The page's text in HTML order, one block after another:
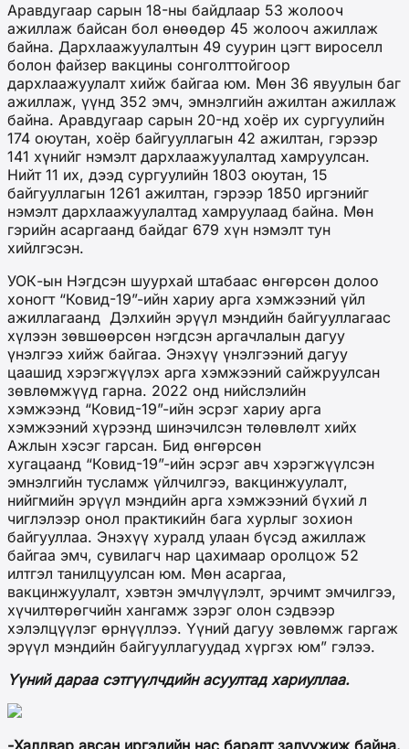
Аравдугаар сарын 18-ны байдлаар 53 жолооч
ажиллаж байсан бол өнөөдөр 45 жолооч ажиллаж
байна. Дархлаажуулалтын 49 суурин цэгт вироселл
болон файзер вакцины сонголттойгоор
дархлаажуулалт хийж байгаа юм. Мөн 36 явуулын баг
ажиллаж, үүнд 352 эмч, эмнэлгийн ажилтан ажиллаж
байна. Аравдугаар сарын 20-нд хоёр их сургуулийн
174 оюутан, хоёр байгууллагын 42 ажилтан, гэрээр
141 хүнийг нэмэлт дархлаажуулалтад хамруулсан.
Нийт 11 их, дээд сургуулийн 1803 оюутан, 15
байгууллагын 1261 ажилтан, гэрээр 1850 иргэнийг
нэмэлт дархлаажуулалтад хамруулаад байна. Мөн
гэрийн асаргаанд байдаг 679 хүн нэмэлт тун
хийлгэсэн.
УОК-ын Нэгдсэн шуурхай штабаас өнгөрсөн долоо
хоногт “Ковид-19”-ийн хариу арга хэмжээний үйл
ажиллагаанд Дэлхийн эрүүл мэндийн байгууллагаас
хүлээн зөвшөөрсөн нэгдсэн аргачлалын дагуу
үнэлгээ хийж байгаа. Энэхүү үнэлгээний дагуу
цаашид хэрэгжүүлэх арга хэмжээний сайжруулсан
зөвлөмжүүд гарна. 2022 онд нийслэлийн
хэмжээнд “Ковид-19”-ийн эсрэг хариу арга
хэмжээний хүрээнд шинэчилсэн төлөвлөлт хийх
Ажлын хэсэг гарсан. Бид өнгөрсөн
хугацаанд “Ковид-19”-ийн эсрэг авч хэрэгжүүлсэн
эмнэлгийн тусламж үйлчилгээ, вакцинжуулалт,
нийгмийн эрүүл мэндийн арга хэмжээний бүхий л
чиглэлээр онол практикийн бага хурлыг зохион
байгууллаа. Энэхүү хуралд улаан бүсэд ажиллаж
байгаа эмч, сувилагч нар цахимаар оролцож 52
илтгэл танилцуулсан юм. Мөн асаргаа,
вакцинжуулалт, хэвтэн эмчлүүлэлт, эрчимт эмчилгээ,
хүчилтөрөгчийн хангамж зэрэг олон сэдвээр
хэлэлцүүлэг өрнүүллээ. Үүний дагуу зөвлөмж гаргаж
эрүүл мэндийн байгууллагуудад хүргэх юм” гэлээ.
Үүний дараа сэтгүүлчдийн асуултад хариуллаа.